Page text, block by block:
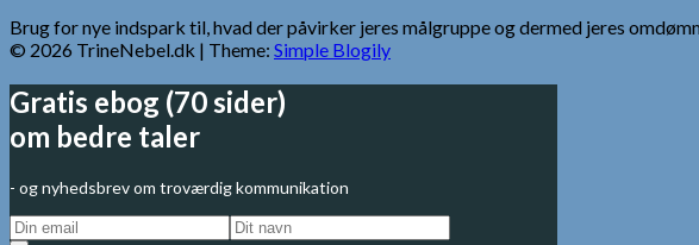
Brug for nye indspark til, hvad der påvirker jeres målgruppe og dermed jeres
© 2026 TrineNebel.dk | Theme: Simple Blogily
Gratis ebog (70 sider)
om bedre taler
- og nyhedsbrev om troværdig kommunikation